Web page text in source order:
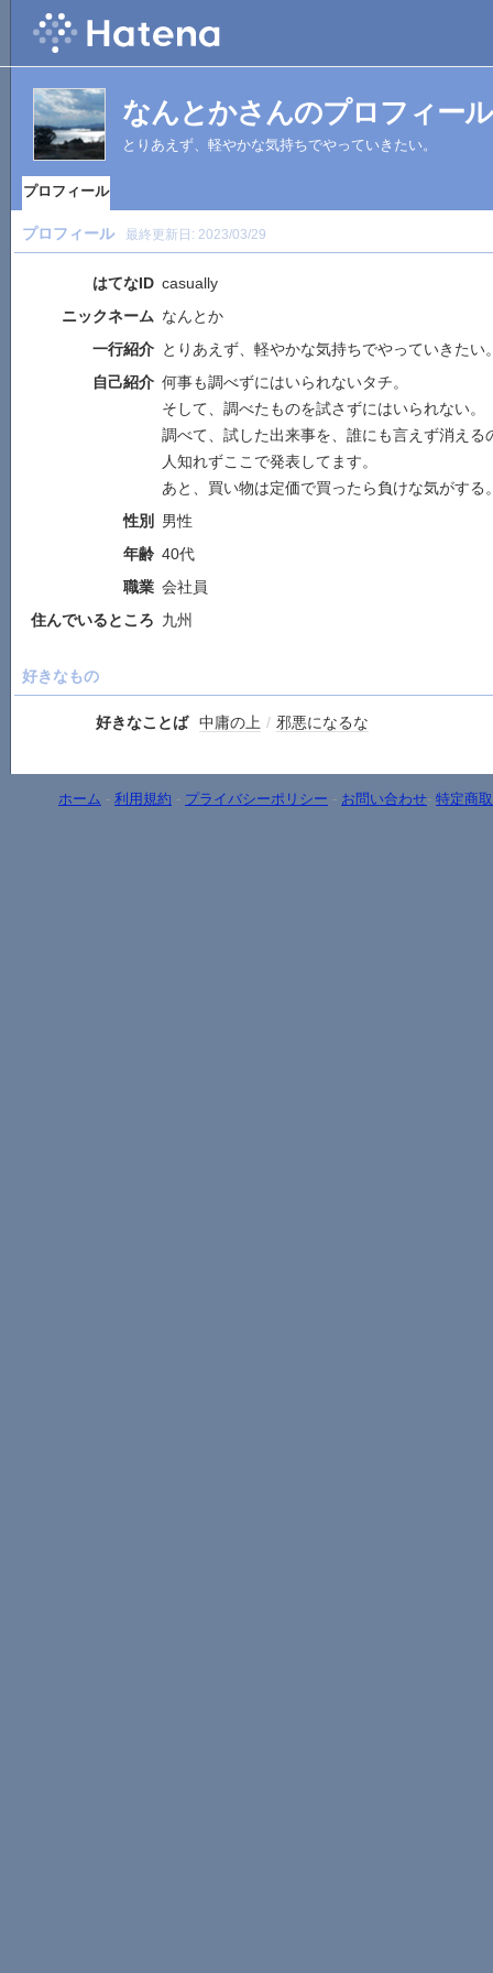
なんとかさんのプロフィール
とりあえず、軽やかな気持ちでやっていきたい。
プロフィール
プロフィール 最終更新日: 2023/03/29
はてなID casually
ニックネーム なんとか
一行紹介 とりあえず、軽やかな気持ちでやっていきたい
自己紹介 何事も調べずにはいられないタチ。
そして、調べたものを試さずにはいられない。
調べて、試した出来事を、誰にも言えず消える
人知れずここで発表してます。
あと、買い物は定価で買ったら負けな気がする
性別
男性
年齢 40代
職業 会社員
住んでいるところ 九州
好きなもの
好きなことば 中庸の上 / 邪悪になるな
ホーム - 利用規約 - プライバシーポリシー - お問い合わせ- 特定商